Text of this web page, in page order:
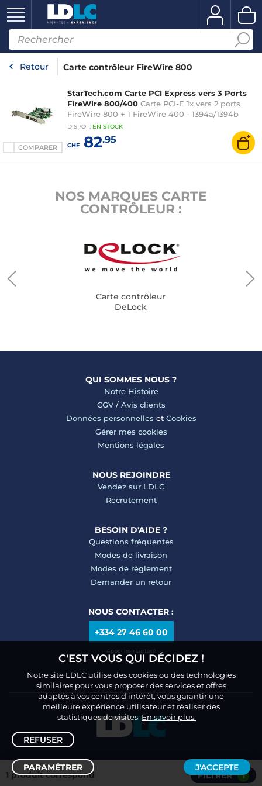
Retour Carte contrôleur FireWire 800
Trier /Filtrer
1 produit correspond FILTRER 1
COMPARER
StarTech.com Carte PCI Express vers 3 Ports
FireWire 800/400 Carte PCI-E 1x vers 2 ports
FireWire 800 + 1 FireWire 400 - 1394a/1394b
DISPO : EN STOCK
CHF82.95
NOS MARQUES CARTE
CONTRÔLEUR :
Carte contrôleur
DeLock
QUI SOMMES NOUS ?
Notre Histoire
CGV/ Avis clients
Données personnelles et Cookies
Gérer mes cookies
Mentions légales
NOUS REJOINDRE
Vendez sur LDLC
Recrutement
BESOIN D'AIDE ?
Questions fréquentes
Modes de livraison
Modes de règlement
Demander un retour
NOUS CONTACTER :
+334 27 46 60 00
Appel non surtaxé
C'EST VOUS QUI DÉCIDEZ !
Notre site LDLC utilise des cookies ou des technologies
similaires pour vous proposer des services et offres
adaptés à vos centres d’intérêt, vous garantir une
meilleure expérience utilisateur et réaliser des
statistiques de visites.En savoir plus.
REFUSER
PARAMÉTRER J'ACCEPTE